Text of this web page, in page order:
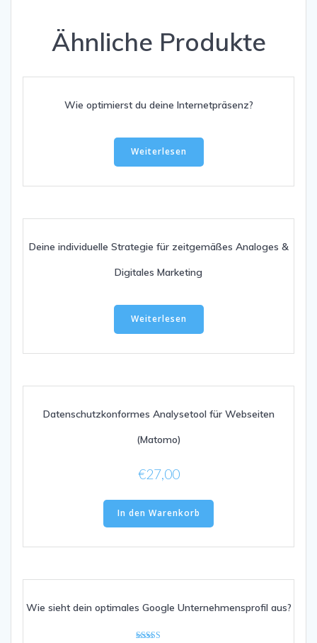
Ähnliche Produkte
Wie optimierst du deine Internetpräsenz?
Weiterlesen
Deine individuelle Strategie für zeitgemäßes Analoges &
Digitales Marketing
Weiterlesen
Datenschutzkonformes Analysetool für Webseiten
(Matomo)
€27,00
In den Warenkorb
Wie sieht dein optimales Google Unternehmensprofil aus?